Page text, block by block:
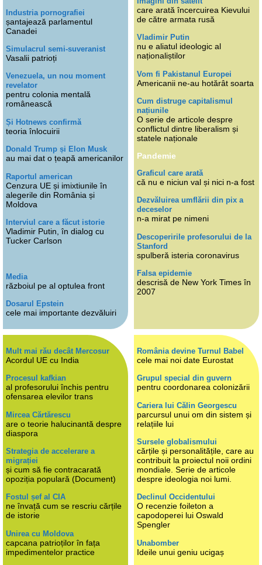
Industria pornografiei
șantajează parlamentul
Canadei
Simulacrul semi-suveranist
Vasalii patrioți
Venezuela, un nou moment
revelator
pentru colonia mentală
românească
Și Hotnews confirmă
teoria înlocuirii
Donald Trump și Elon Musk
au mai dat o țeapă americanilor
Raportul american
Cenzura UE și imixtiunile în
alegerile din România și
Moldova
Interviul care a făcut istorie
Vladimir Putin, în dialog cu
Tucker Carlson
Media
războiul pe al optulea front
Dosarul Epstein
cele mai importante dezvăluiri
care arată încercuirea Kievului
de către armata rusă
Vladimir Putin
nu e aliatul ideologic al
naționaliștilor
Vom fi Pakistanul Europei
Americanii ne-au hotărât soarta
Cum distruge capitalismul
națiunile
O serie de articole despre
conflictul dintre liberalism și
statele naționale
Pandemie
Graficul care arată
că nu e niciun val și nici n-a fost
Dezvăluirea umflării din pix a
deceselor
n-a mirat pe nimeni
Descoperirile profesorului de la
Stanford
spulberă isteria coronavirus
Falsa epidemie
descrisă de New York Times în
2007
Mult mai rău decât Mercosur
Acordul UE cu India
Procesul kafkian
al profesorului închis pentru
ofensarea elevilor trans
Mircea Cărtărescu
are o teorie halucinantă despre
diaspora
Strategia de accelerare a
migrației
și cum să fie contracarată
opoziția populară (Document)
Fostul șef al CIA
ne învață cum se rescriu cărțile
de istorie
Unirea cu Moldova
capcana patrioților în fața
impedimentelor practice
România devine Turnul Babel
cele mai noi date Eurostat
Grupul special din guvern
pentru coordonarea colonizării
Cariera lui Călin Georgescu
parcursul unui om din sistem și
relațiile lui
Sursele globalismului
cărțile și personalitățile, care au
contribuit la proiectul noii ordini
mondiale. Serie de articole
despre ideologia noi lumi.
Declinul Occidentului
O recenzie foileton a
capodoperei lui Oswald
Spengler
Unabomber
Ideile unui geniu ucigaș